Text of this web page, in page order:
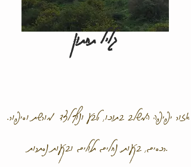
גליל תחתון
אזור יפיפה המשלב בתוכו, טבע ונוף לצד מורשת וסיפור.
רכסים, בקעות, נחלים תלולים ובקעות נסתרות.